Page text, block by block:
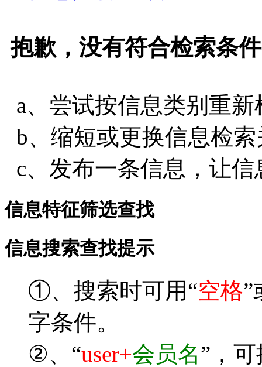
抱歉，没有符合检索条
a、尝试按信息类别重
b、缩短或更换信息检
c、发布一条信息，让
信息特征筛选查找
信息搜索查找提示
①、搜索时可用“空格”
字条件。
②、“user+会员名”，